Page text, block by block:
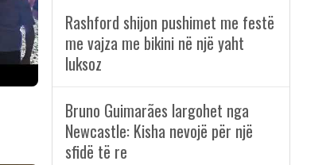
Rashford shijon pushimet me festë
me vajza me bikini në një yaht
luksoz
Bruno Guimarães largohet nga
Newcastle: Kisha nevojë për një
sfidë të re